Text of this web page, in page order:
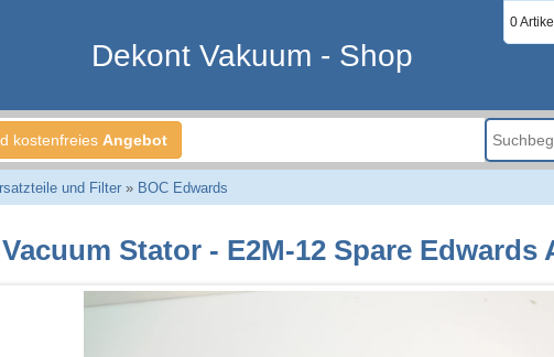
0 Artikel
Dekont Vakuum - Shop
kostenfreies Angebot
und Filter» BOC Edwards
Stator - E2M-12 Spare Edwards